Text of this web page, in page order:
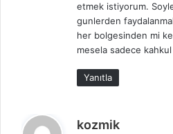
etmek istiyorum.
gunlerden
her bolgesinden mi
mesela sadece
Yanıtla
kozmik